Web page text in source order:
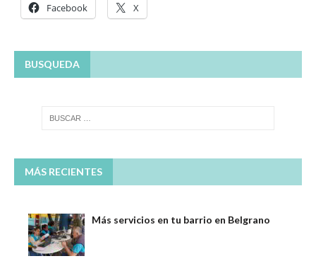
Facebook X
BUSQUEDA
MÁS RECIENTES
Más servicios en tu barrio en Belgrano